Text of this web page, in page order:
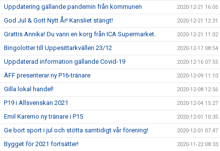
Uppdatering gällande pandemin från kommunen 2020-12-21 16:05
God Jul & Gott Nytt År! Kansliet stängt! 2020-12-21 12:31
Grattis Annika! Du vann en korg från ICA Supermarket. 2020-12-21 11:02
Bingolotter till Uppesittarkvällen 23/12 2020-12-17 08:54
Uppdaterad information gällande Covid-19 2020-12-16 07:55
ÄFF presenterar ny P16-tränare 2020-12-09 11:10
Gilla lokal handel! 2020-12-08 12:56
P19 i Allsvenskan 2021 2020-12-04 15:27
Emil Karemo ny tränare i P15 2020-12-01 10:35
Ge bort sport i jul och stötta samtidigt vår förening! 2020-12-01 07:47
Bygget för 2021 fortsätter! 2020-11-22 08:33